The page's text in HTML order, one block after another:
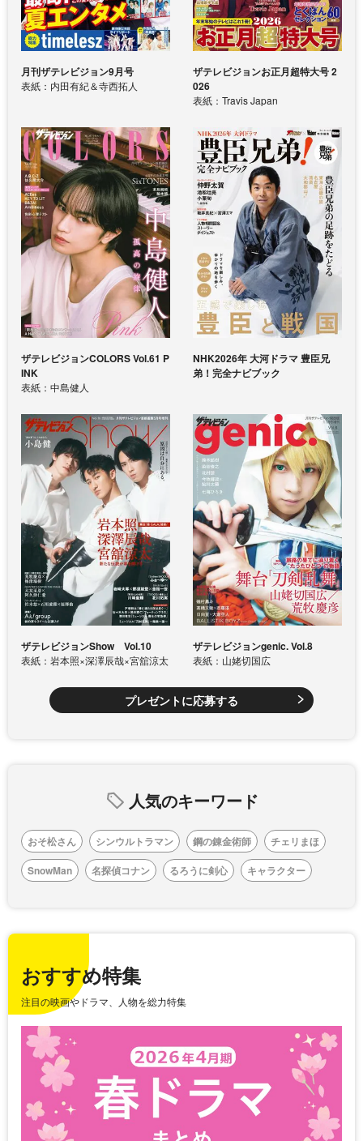
月刊ザテレビジョン9月号
表紙：内田有紀＆寺西拓人
ザテレビジョンお正月超特大号 2
026
表紙：Travis Japan
ザテレビジョンCOLORS Vol.61 P
INK
表紙：中島健人
NHK2026年 大河ドラマ 豊臣兄
弟！完全ナビブック
ザテレビジョンShow Vol.10
表紙：岩本照×深澤辰哉×宮舘涼太
ザテレビジョンgenic. Vol.8
表紙：山姥切国広
プレゼントに応募する
人気のキーワード
おそ松さん シンウルトラマン 鋼の錬金術師
チェリまほ
SnowMan
名探偵コナン るろうに剣心 キャラクター
おすすめ特集
注目の映画やドラマ、人物を総力特集